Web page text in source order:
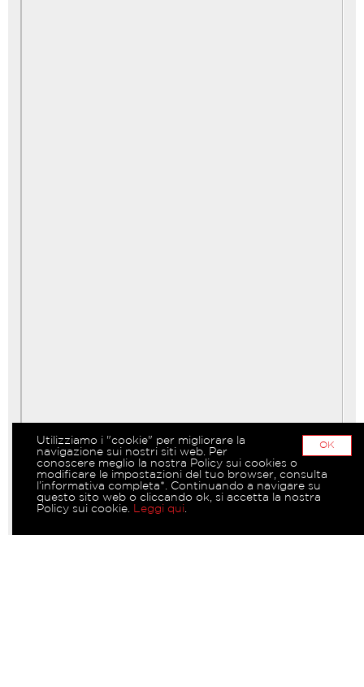
OK
Utilizziamo i "cookie" per migliorare la
navigazione sui nostri siti web. Per
conoscere meglio la nostra Policy sui cookies o
modificare le impostazioni del tuo browser, consulta
l’informativa completa*. Continuando a navigare su
questo sito web o cliccando ok, si accetta la nostra
Policy sui cookie.
Leggi qui